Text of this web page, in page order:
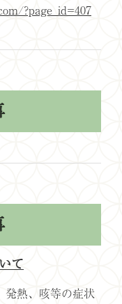
?page_id=407
て
発熱、咳等の症状